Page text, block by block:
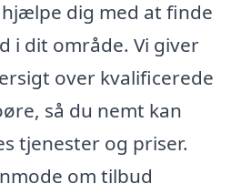
dig med at finde
i dit område. Vi giver
over kvalificerede
så du nemt kan
tjenester og priser.
om tilbud